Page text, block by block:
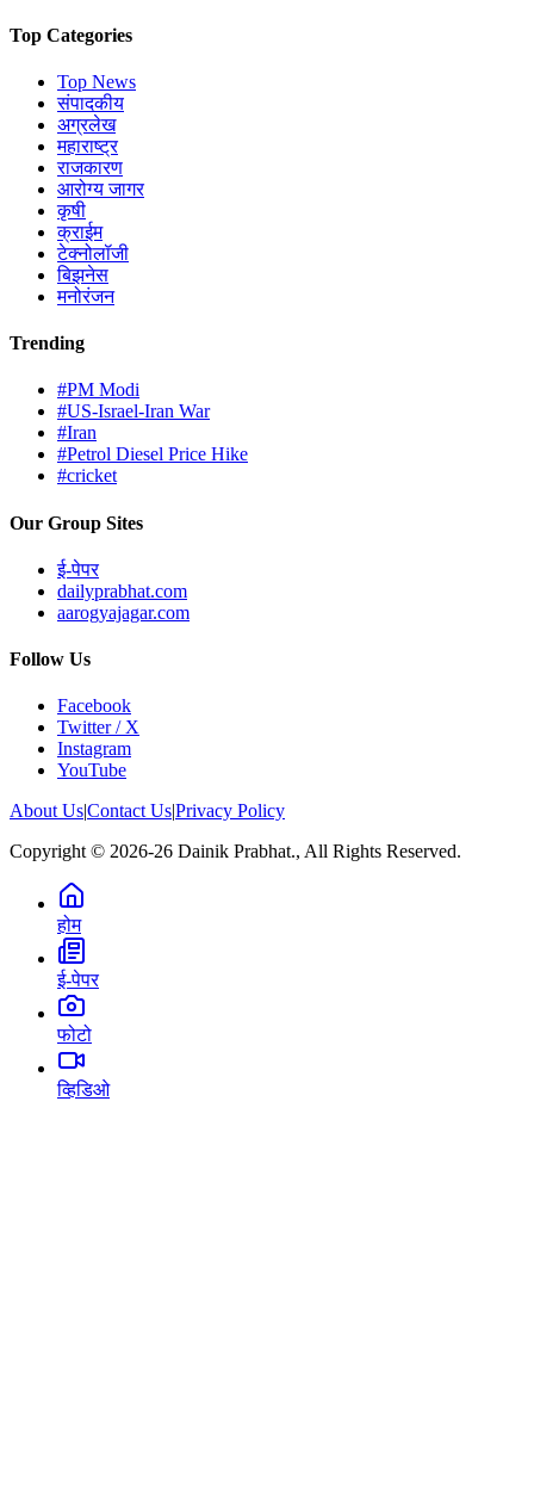
Top Categories
Top News
संपादकीय
अग्रलेख
महाराष्ट्र
राजकारण
आरोग्य जागर
कृषी
क्राईम
टेक्नोलॉजी
बिझनेस
मनोरंजन
Trending
#PM Modi
#US-Israel-Iran War
#Iran
#Petrol Diesel Price Hike
#cricket
Our Group Sites
ई-पेपर
dailyprabhat.com
aarogyajagar.com
Follow Us
Facebook
Twitter / X
Instagram
YouTube
About Us|Contact Us|Privacy Policy
Copyright © 2026-26 Dainik Prabhat., All Rights Reserved.
होम
ई-पेपर
फोटो
व्हिडिओ